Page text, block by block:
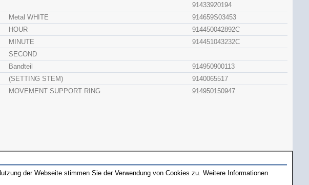
91433920194
Metal WHITE
914659S03453
HOUR
914450042892C
MINUTE
914451043232C
SECOND
Bandteil
914950900113
(SETTING STEM)
9140065517
MOVEMENT SUPPORT RING 914950150947
der Webseite stimmen Sie der Verwendung von Cookies zu. Weitere Informationen